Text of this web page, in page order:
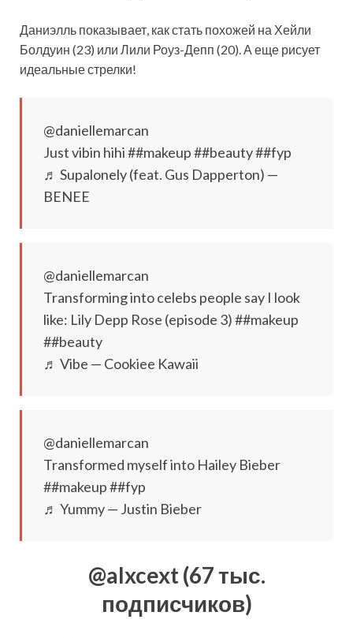
Даниэлль показывает, как стать похожей на Хейли
Болдуин (23) или Лили Роуз-Депп (20). А еще рисует
идеальные стрелки!
@daniellemarcan
Just vibin hihi ##makeup ##beauty ##fyp
♬ Supalonely (feat. Gus Dapperton) —
BENEE
@daniellemarcan
Transforming into celebs people say I look
like: Lily Depp Rose (episode 3) ##makeup
##beauty
♬ Vibe — Cookiee Kawaii
@daniellemarcan
Transformed myself into Hailey Bieber
##makeup ##fyp
♬ Yummy — Justin Bieber
@alxcext (67 тыс.
подписчиков)